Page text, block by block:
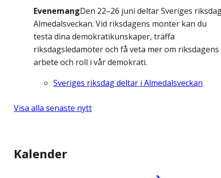
EvenemangDen 22–26 juni deltar Sveriges
Almedalsveckan. Vid riksdagens monter kan du
testa dina demokratikunskaper, träffa
riksdagsledamöter och få veta mer om riksdagens
arbete och roll i vår demokrati.
Sveriges riksdag deltar i Almedalsveckan
Visa alla senaste nytt
Kalender